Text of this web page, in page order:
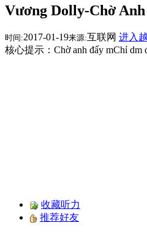
Vương Dolly-Chờ
时间:2017-01-19来源:互联网 进入
核心提示：Chờ anh đấy mChỉ dm
收藏听力
推荐好友